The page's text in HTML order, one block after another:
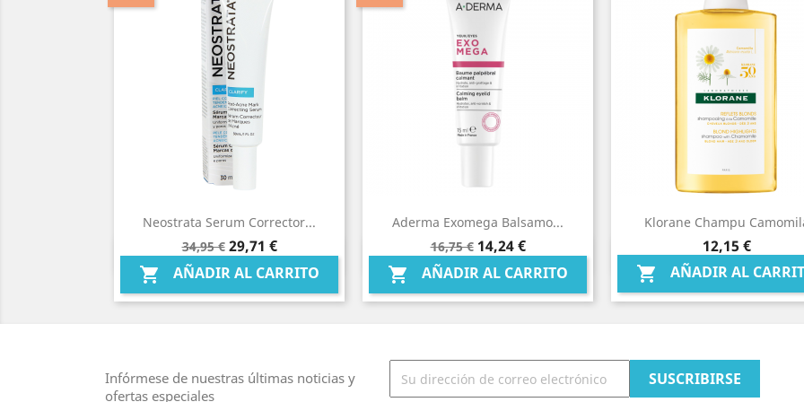
Neostrata Serum Corrector...
Precio
base
34,95 € Precio
29,71 €
 AÑADIR AL CARRITO
Vista rápida
Aderma Exomega Balsamo...
Precio
base
16,75 € Precio
14,24 €
 AÑADIR AL CARRITO
Vista rápida
Klorane Champu
Precio
12,15 €
 AÑADIR AL
Vista rápida
Infórmese de nuestras últimas noticias y
ofertas especiales